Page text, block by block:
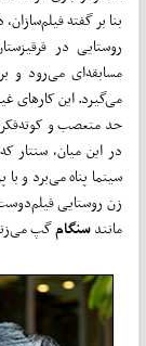
بنا بر گفته
روستایی در
مسابقه‌ای می‌رود و
می‌گیرد. این کارهای
حد متعصب و
در این میان، سنتار
سینما پناه می‌برد و
زن روستایی
مانندسنگامگپ